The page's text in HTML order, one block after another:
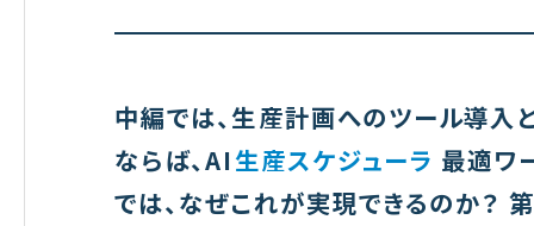
中編では、生産計画へのツール導入
ならば、AI生産スケジューラ 最適ワ
では、なぜこれが実現できるのか？